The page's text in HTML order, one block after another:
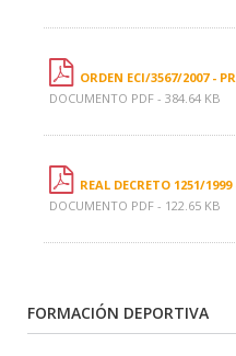
ORDEN ECI/3567/2007 -
DOCUMENTO PDF - 384.64 KB
REAL DECRETO 1251/
DOCUMENTO PDF - 122.65 KB
FORMACIÓN DEPORTIVA